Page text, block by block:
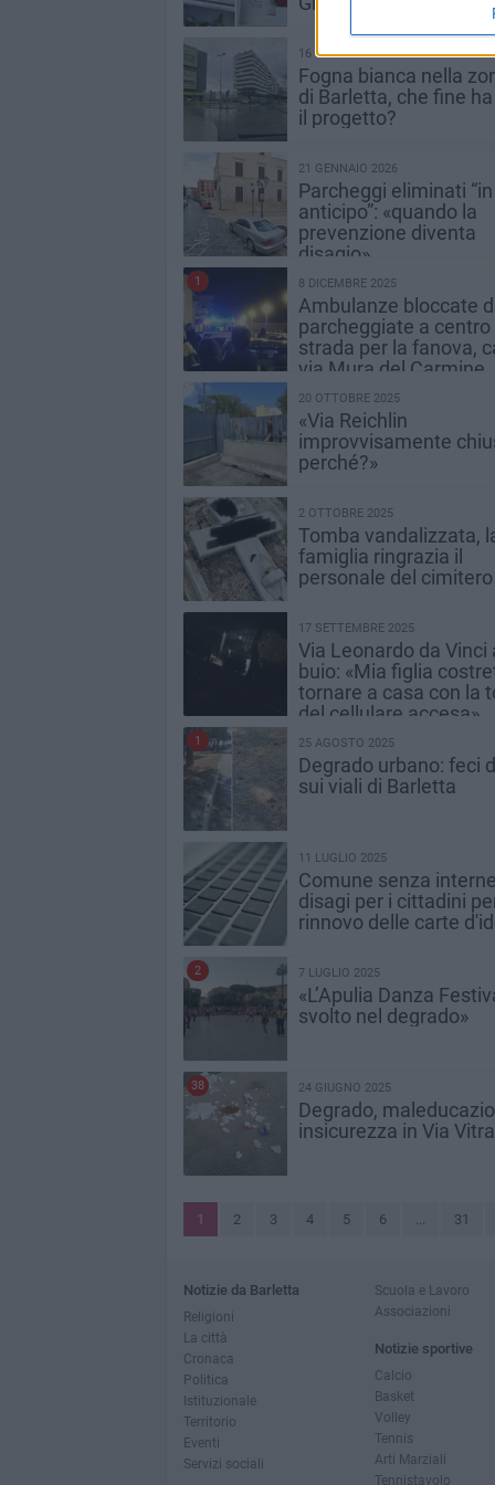
16 FEBBRAIO 2026
Fogna bianca nella
di Barletta, che fine
il progetto?
21 GENNAIO 2026
Parcheggi eliminati “in
anticipo”: «quando la
prevenzione diventa
disagio»
1 8 DICEMBRE 2025
Ambulanze bloccate
parcheggiate a centro
strada per la fanova,
via Mura del Carmine
20 OTTOBRE 2025
«Via Reichlin
improvvisamente
perché?»
2 OTTOBRE 2025
Tomba vandalizzata,
famiglia ringrazia il
personale del cimitero
17 SETTEMBRE 2025
Via Leonardo da Vinci
buio: «Mia figlia
tornare a casa con la
del cellulare accesa»
1 25 AGOSTO 2025
Degrado urbano: feci
sui viali di Barletta
11 LUGLIO 2025
Comune senza
disagi per i cittadini
rinnovo delle carte
2 7 LUGLIO 2025
«L’Apulia Danza
svolto nel degrado»
38 24 GIUGNO 2025
Degrado,
insicurezza in Via
1 2 3 4 5 6 ... 31
Notizie da Barletta
Religioni
La città
Cronaca
Politica
Istituzionale
Territorio
Eventi
Servizi sociali
Scuola e Lavoro
Associazioni
Notizie sportive
Calcio
Basket
Volley
Tennis
Arti Marziali
Tennistavolo